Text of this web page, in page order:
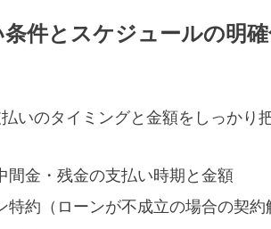
条件とスケジュールの明
いのタイミングと金額をしっかり
間金・残金の支払い時期と金額
特約（ローンが不成立の場合の契約